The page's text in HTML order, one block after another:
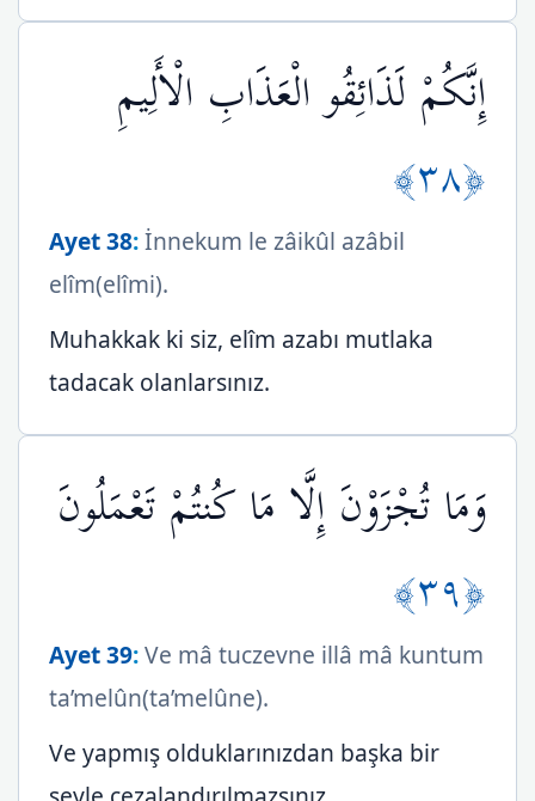
إِنَّكُمْ لَذَائِقُو الْعَذَابِ الْأَلِيمِ
﴿٣٨﴾
Ayet 38:İnnekum le zâikûl azâbil
elîm(elîmi).
Muhakkak ki siz, elîm azabı mutlaka
tadacak olanlarsınız.
وَمَا تُجْزَوْنَ إِلَّا مَا كُنتُمْ تَعْمَلُونَ
﴿٣٩﴾
Ayet 39:Ve mâ tuczevne illâ mâ kuntum
ta’melûn(ta’melûne).
Ve yapmış olduklarınızdan başka bir